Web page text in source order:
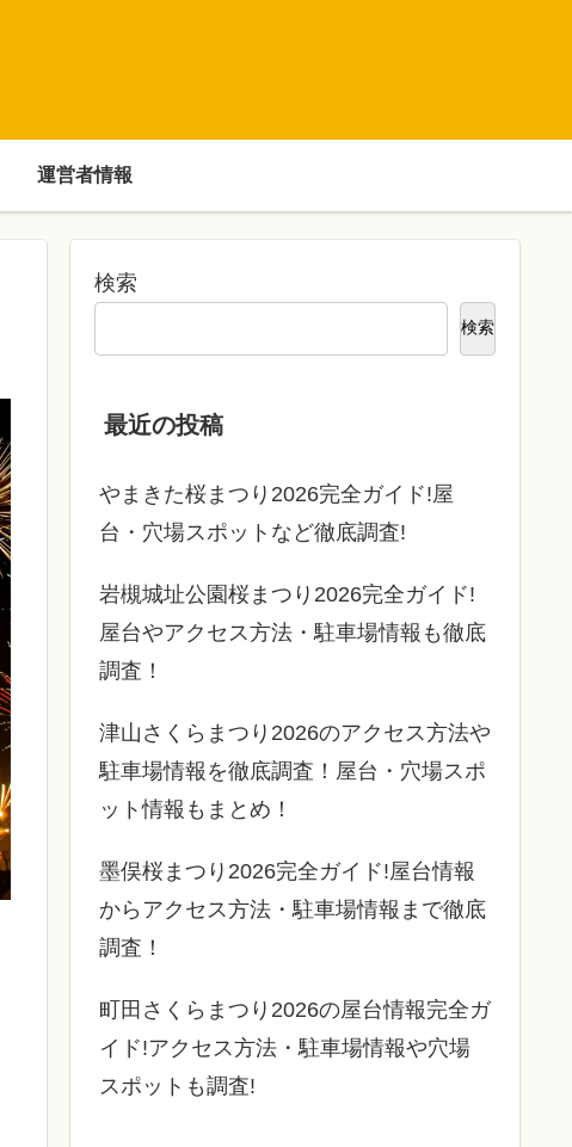
運営者情報
検索
検索
最近の投稿
やまきた桜まつり2026完全ガイド!屋
台・穴場スポットなど徹底調査!
岩槻城址公園桜まつり2026完全ガイド!
屋台やアクセス方法・駐車場情報も徹底
調査！
津山さくらまつり2026のアクセス方法や
駐車場情報を徹底調査！屋台・穴場スポ
ット情報もまとめ！
墨俣桜まつり2026完全ガイド!屋台情報
からアクセス方法・駐車場情報まで徹底
調査！
町田さくらまつり2026の屋台情報完全ガ
イド!アクセス方法・駐車場情報や穴場
スポットも調査!